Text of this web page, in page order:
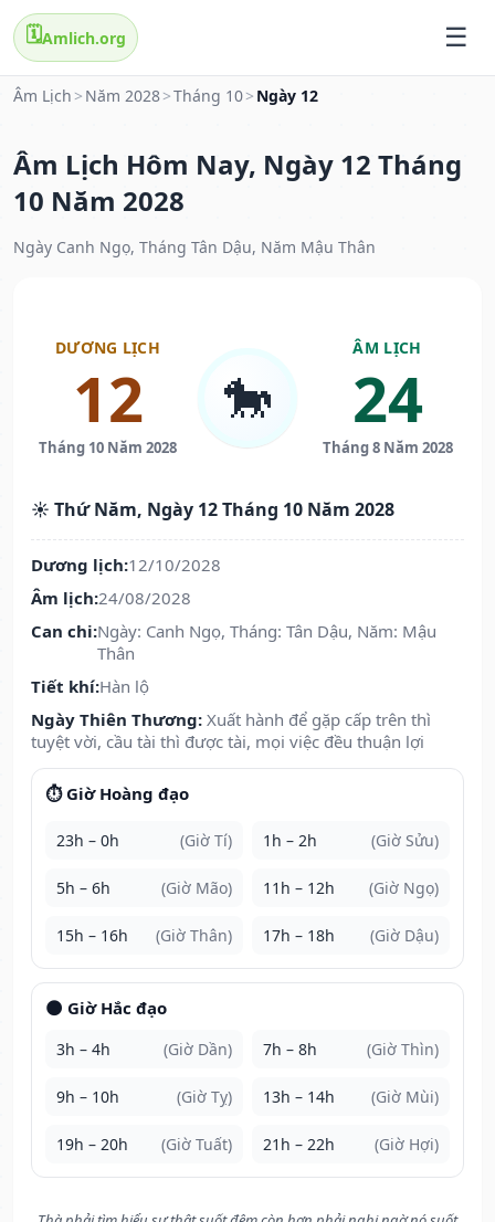
🗓️Amlich.org
Âm Lịch > Năm 2028>Tháng 10> Ngày 12
Âm Lịch Hôm Nay, Ngày 12 Tháng
10 Năm 2028
Ngày Canh Ngọ, Tháng Tân Dậu, Năm Mậu Thân
DƯƠNG LỊCH
12
Tháng 10 Năm 2028
🐎
ÂM LỊCH
24
Tháng 8 Năm 2028
☀️ Thứ Năm, Ngày 12 Tháng 10 Năm 2028
Dương lịch:12/10/2028
Âm lịch:24/08/2028
Can chi:Ngày: Canh Ngọ, Tháng: Tân Dậu, Năm: Mậu
Thân
Tiết khí:Hàn lộ
Ngày Thiên Thương: Xuất hành để gặp cấp trên thì
tuyệt vời, cầu tài thì được tài, mọi việc đều thuận lợi
⏱️ Giờ Hoàng đạo
23h – 0h (Giờ Tí) 1h – 2h (Giờ Sửu)
5h – 6h (Giờ Mão) 11h – 12h (Giờ Ngọ)
15h – 16h (Giờ Thân) 17h – 18h (Giờ Dậu)
🌑 Giờ Hắc đạo
3h – 4h (Giờ Dần) 7h – 8h (Giờ Thìn)
9h – 10h (Giờ Tỵ) 13h – 14h (Giờ Mùi)
19h – 20h (Giờ Tuất) 21h – 22h (Giờ Hợi)